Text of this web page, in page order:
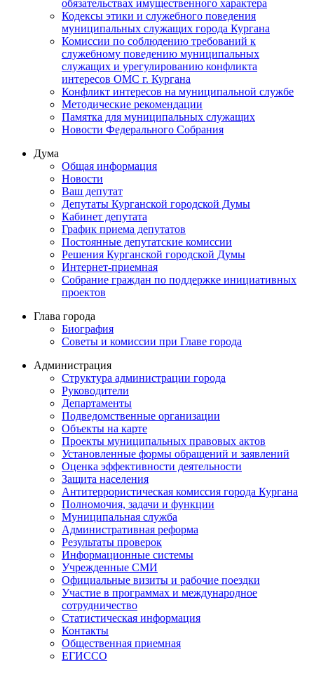
обязательствах имущественного характера
Кодексы этики и служебного поведения
муниципальных служащих города Кургана
Комиссии по соблюдению требований к
служебному поведению муниципальных
служащих и урегулированию конфликта
интересов ОМС г. Кургана
Конфликт интересов на муниципальной службе
Методические рекомендации
Памятка для муниципальных служащих
Новости Федерального Cобрания
Дума
Общая информация
Новости
Ваш депутат
Депутаты Курганской городской Думы
Кабинет депутата
График приема депутатов
Постоянные депутатские комиссии
Решения Курганской городской Думы
Интернет-приемная
Собрание граждан по поддержке инициативных
проектов
Глава города
Биография
Советы и комиссии при Главе города
Администрация
Структура администрации города
Руководители
Департаменты
Подведомственные организации
Объекты на карте
Проекты муниципальных правовых актов
Установленные формы обращений и заявлений
Оценка эффективности деятельности
Защита населения
Антитеррористическая комиссия города Кургана
Полномочия, задачи и функции
Муниципальная служба
Административная реформа
Результаты проверок
Информационные системы
Учрежденные СМИ
Официальные визиты и рабочие поездки
Участие в программах и международное
сотрудничество
Статистическая информация
Контакты
Общественная приемная
ЕГИССО